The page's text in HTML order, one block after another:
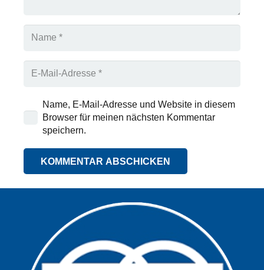
Name, E-Mail-Adresse und Website in diesem
Browser für meinen nächsten Kommentar
speichern.
KOMMENTAR ABSCHICKEN